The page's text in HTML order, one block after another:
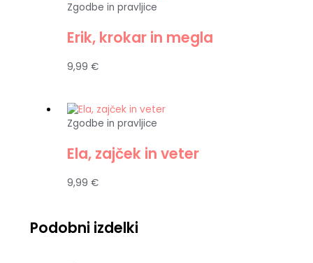
Zgodbe in pravljice
Erik, krokar in megla
9,99€
Zgodbe in pravljice
Ela, zajček in veter
9,99€
Podobni izdelki